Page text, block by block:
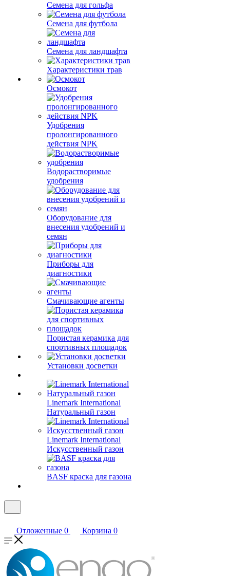
Семена для гольфа
Семена для футбола
Семена для ландшафта
Характеристики трав
Осмокот
Удобрения
пролонгированного
действия NPK
Водорастворимые
удобрения
Оборудование для
внесения удобрений и
семян
Приборы для
диагностики
Смачивающие агенты
Пористая керамика для
спортивных площадок
Установки досветки
Linemark International
Натуральный газон
Linemark International
Искусственный газон
BASF краска для газона
Отложенные 0 Корзина 0